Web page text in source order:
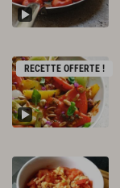
RECETTE OFFERTE !